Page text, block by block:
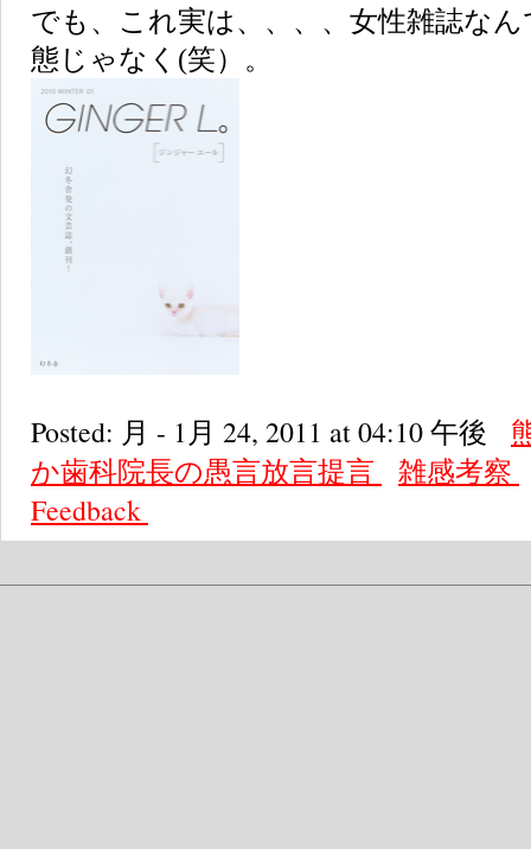
でも、これ実は、、、、女性雑誌な
態じゃなく(笑）。
Posted: 月 - 1月 24, 2011 at 04:10 午後
か歯科院長の愚言放言提言
雑感考察
Feedback